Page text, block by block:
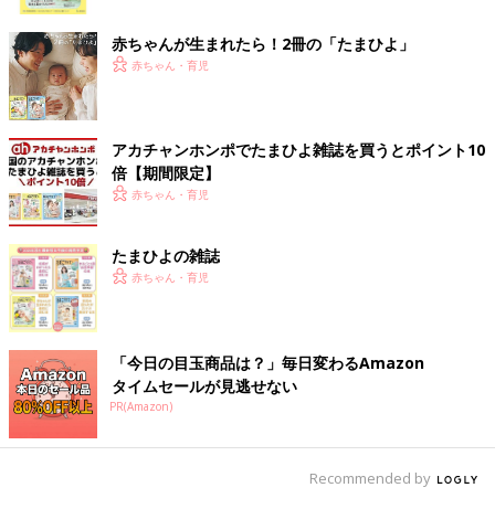
赤ちゃんが生まれたら！2冊の「たまひよ」
赤ちゃん・育児
アカチャンホンポでたまひよ雑誌を買うとポイント10
倍【期間限定】
赤ちゃん・育児
たまひよの雑誌
赤ちゃん・育児
「今日の目玉商品は？」毎日変わるAmazon
タイムセールが見逃せない
PR(Amazon)
Recommended by